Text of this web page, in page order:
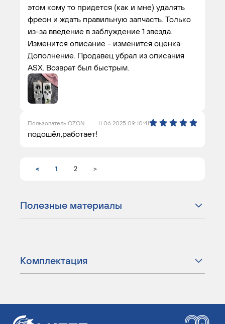
этом кому то придется (как и мне) удалять
фреон и ждать правильную запчасть. Только
из-за введение в заблуждение 1 звезда.
Изменится описание - изменится оценка
Дополнение. Продавец убрал из описания
ASX. Возврат был быстрым.
Пользователь OZON 11.06.2025 09:10:41
подошёл,работает!
< 1 2 >
Полезные материалы
Комплектация